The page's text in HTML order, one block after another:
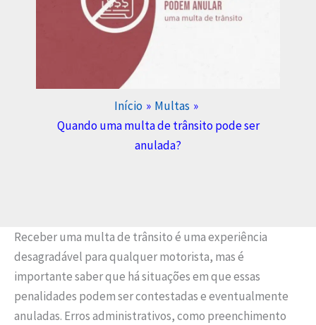
Início
Multas
Quando uma multa de trânsito pode ser
anulada?
Receber uma multa de trânsito é uma experiência
desagradável para qualquer motorista, mas é
importante saber que há situações em que essas
penalidades podem ser contestadas e eventualmente
anuladas. Erros administrativos, como preenchimento